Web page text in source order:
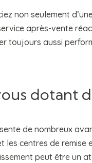
non seulement
après-vente
toujours aussi
dotant
de nombreux
centres de remise
peut être un